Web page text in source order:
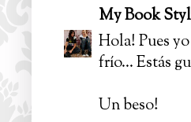
My Book
Hola! Pues
frío... Estás
Un beso!